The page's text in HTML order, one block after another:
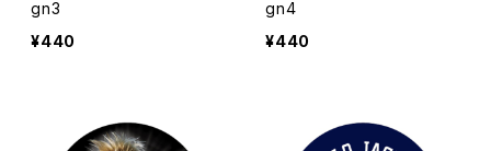
gn3
¥440
gn4
¥440